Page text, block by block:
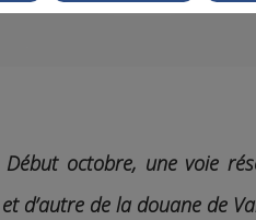
Début octobre, une voie
d’autre de la douane de